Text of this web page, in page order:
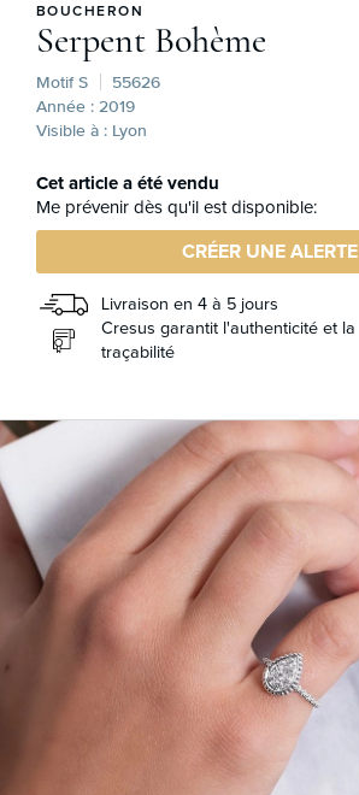
BOUCHERON
Serpent Bohème
Motif S
55626
Année : 2019
Visible à : Lyon
Cet article a été vendu
Me prévenir dès qu'il est disponible:
CRÉER UNE ALERTE
Livraison en 4 à 5 jours
Cresus garantit l'authenticité et la
traçabilité